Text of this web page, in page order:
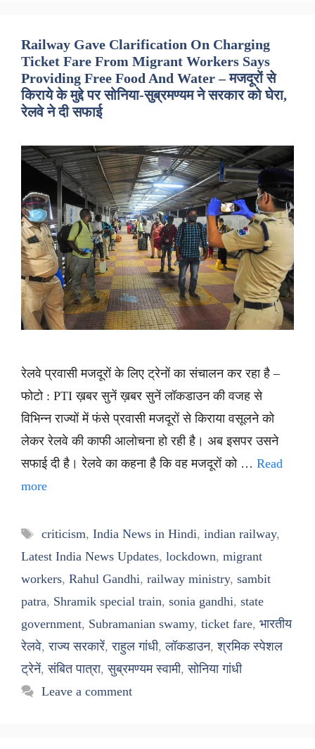
Railway Gave Clarification On Charging
Ticket Fare From Migrant Workers Says
Providing Free Food And Water – मजदूरों से
किराये के मुद्दे पर सोनिया-सुब्रमण्यम ने सरकार को घेरा,
रेलवे ने दी सफाई
रेलवे प्रवासी मजदूरों के लिए ट्रेनों का संचालन कर रहा है –
फोटो : PTI ख़बर सुनें ख़बर सुनें लॉकडाउन की वजह से
विभिन्न राज्यों में फंसे प्रवासी मजदूरों से किराया वसूलने को
लेकर रेलवे की काफी आलोचना हो रही है। अब इसपर उसने
सफाई दी है। रेलवे का कहना है कि वह मजदूरों को … Read
more
Tags
criticism, India News in Hindi, indian railway,
Latest India News Updates, lockdown, migrant
workers, Rahul Gandhi, railway ministry, sambit
patra, Shramik special train, sonia gandhi, state
government, Subramanian swamy, ticket fare, भारतीय
रेलवे,राज्य सरकारें,राहुल गांधी,लॉकडाउन,श्रमिक स्पेशल
ट्रेनें,संबित पात्रा,सुब्रमण्यम स्वामी,सोनिया गांधी
Leave a comment